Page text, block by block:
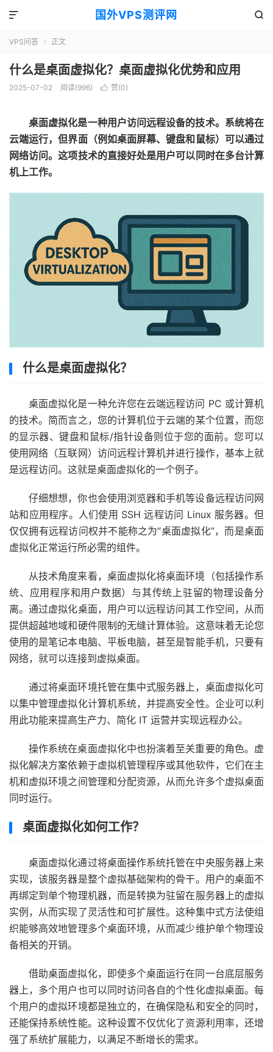
国外VPS测评网 

VPS问答  正文
什么是桌面虚拟化？桌面虚拟化优势和应用
2025-07-02 阅读(996)  赞(0)
桌面虚拟化是一种用户访问远程设备的技术。系统将在
云端运行，但界面（例如桌面屏幕、键盘和鼠标）可以通过
网络访问。这项技术的直接好处是用户可以同时在多台计算
机上工作。
什么是桌面虚拟化？
桌面虚拟化是一种允许您在云端远程访问 PC 或计算机
的技术。简而言之，您的计算机位于云端的某个位置，而您
的显示器、键盘和鼠标/指针设备则位于您的面前。您可以
使用网络（互联网）访问远程计算机并进行操作，基本上就
是远程访问。这就是桌面虚拟化的一个例子。
仔细想想，你也会使用浏览器和手机等设备远程访问网
站和应用程序。人们使用 SSH 远程访问 Linux 服务器。但
仅仅拥有远程访问权并不能称之为“桌面虚拟化”，而是桌面
虚拟化正常运行所必需的组件。
从技术角度来看，桌面虚拟化将桌面环境（包括操作系
统、应用程序和用户数据）与其传统上驻留的物理设备分
离。通过虚拟化桌面，用户可以远程访问其工作空间，从而
提供超越地域和硬件限制的无缝计算体验。这意味着无论您
使用的是笔记本电脑、平板电脑，甚至是智能手机，只要有
网络，就可以连接到虚拟桌面。
通过将桌面环境托管在集中式服务器上，桌面虚拟化可
以集中管理虚拟化计算机系统，并提高安全性。企业可以利
用此功能来提高生产力、简化 IT 运营并实现远程办公。
操作系统在桌面虚拟化中也扮演着至关重要的角色。虚
拟化解决方案依赖于虚拟机管理程序或其他软件，它们在主
机和虚拟环境之间管理和分配资源，从而允许多个虚拟桌面
同时运行。
桌面虚拟化如何工作？
桌面虚拟化通过将桌面操作系统托管在中央服务器上来
实现，该服务器是整个虚拟基础架构的骨干。用户的桌面不
再绑定到单个物理机器，而是转换为驻留在服务器上的虚拟
实例，从而实现了灵活性和可扩展性。这种集中式方法使组
织能够高效地管理多个桌面环境，从而减少维护单个物理设
备相关的开销。
借助桌面虚拟化，即使多个桌面运行在同一台底层服务
器上，多个用户也可以同时访问各自的个性化虚拟桌面。每
个用户的虚拟环境都是独立的，在确保隐私和安全的同时，
还能保持系统性能。这种设置不仅优化了资源利用率，还增
强了系统扩展能力，以满足不断增长的需求。